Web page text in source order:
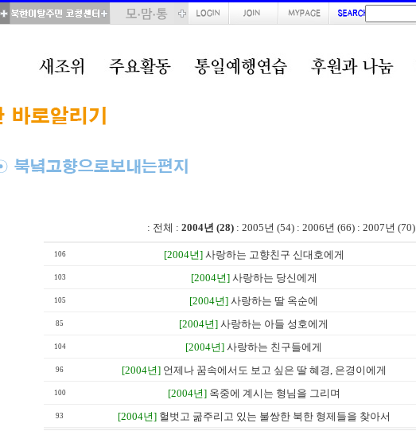
: 전체 : 2004년 (28) : 2005년 (54) : 2006년 (66) : 2007년 (70)
106 [2004년] 사랑하는 고향친구 신대호에게
103 [2004년] 사랑하는 당신에게
105 [2004년] 사랑하는 딸 옥순에
85 [2004년] 사랑하는 아들 성호에게
104 [2004년] 사랑하는 친구들에게
96 [2004년] 언제나 꿈속에서도 보고 싶은 딸 혜경, 은경이에게
100 [2004년] 옥중에 계시는 형님을 그리며
93 [2004년] 헐벗고 굶주리고 있는 불쌍한 북한 형제들을 찾아서